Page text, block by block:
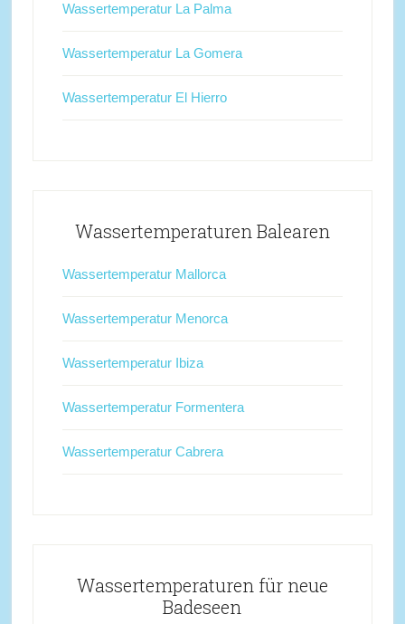
Wassertemperatur La Palma
Wassertemperatur La Gomera
Wassertemperatur El Hierro
Wassertemperaturen Balearen
Wassertemperatur Mallorca
Wassertemperatur Menorca
Wassertemperatur Ibiza
Wassertemperatur Formentera
Wassertemperatur Cabrera
Wassertemperaturen für neue
Badeseen